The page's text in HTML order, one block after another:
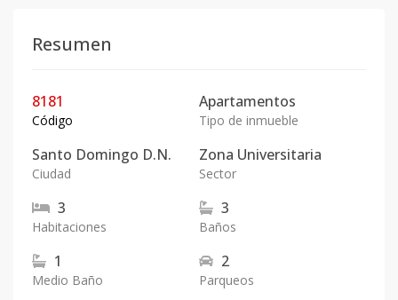
Resumen
8181
Código
Apartamentos
Tipo de inmueble
Santo Domingo D.N.
Ciudad
Zona Universitaria
Sector
3
Habitaciones
3
Baños
1
Medio Baño
2
Parqueos